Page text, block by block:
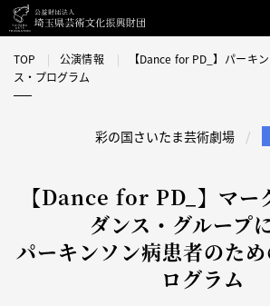
TOP 公演情報
【Dance for PD_】パーキ
ス・プログラム
彩の国さいたま芸術劇場
【Dance for PD_】マー
ダンス・グループ
パーキンソン病患者のた
ログラム